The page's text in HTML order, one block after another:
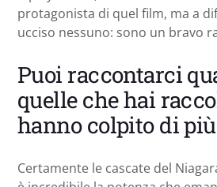
protagonista di quel film, ma a
ucciso nessuno: sono un bravo
Puoi raccontarci
quelle che hai
hanno colpito di
Certamente le cascate del